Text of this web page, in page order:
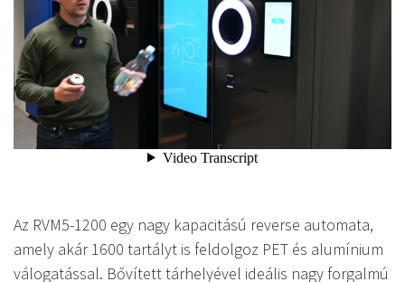
Az RVM5-1200 egy nagy kapacitású reverse automata,
amely akár 1600 tartályt is feldolgoz PET és alumínium
válogatással. Bővített tárhelyével ideális nagy forgalmú